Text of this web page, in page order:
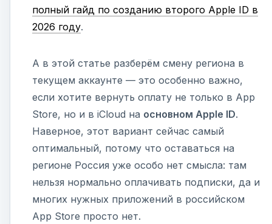
полный гайд по созданию второго Apple ID в
2026 году.
А в этой статье разберём смену региона в
текущем аккаунте — это особенно важно,
если хотите вернуть оплату не только в App
Store, но и в iCloud на основном Apple ID.
Наверное, этот вариант сейчас самый
оптимальный, потому что оставаться на
регионе Россия уже особо нет смысла: там
нельзя нормально оплачивать подписки, да и
многих нужных приложений в российском
App Store просто нет.